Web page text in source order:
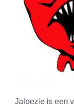
Jaloezie is een